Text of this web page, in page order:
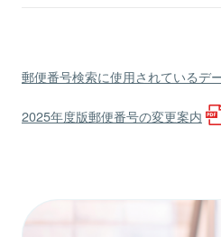
郵便番号検索に使用されているデ
2025年度版郵便番号の変更案内